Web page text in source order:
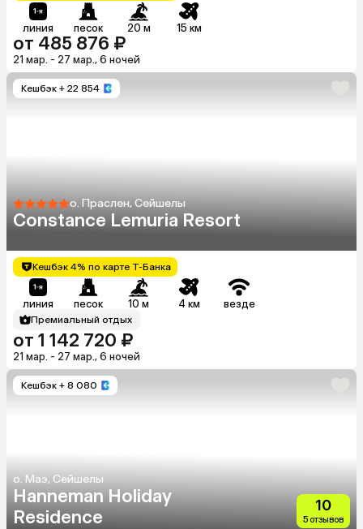
линия песок 20 м 15 км
от 485 876 ₽
21 мар. - 27 мар., 6 ночей
Кешбэк + 22 854
о. Праслен, Сейшелы
Constance Lemuria Resort
Кешбэк 4% по карте Т-Банка
линия песок 10 м 4 км везде
Премиальный отдых
от 1 142 720 ₽
21 мар. - 27 мар., 6 ночей
Кешбэк + 8 080
о. Маэ, Сейшелы
Hanneman Holiday
Residence
10
5 отзывов